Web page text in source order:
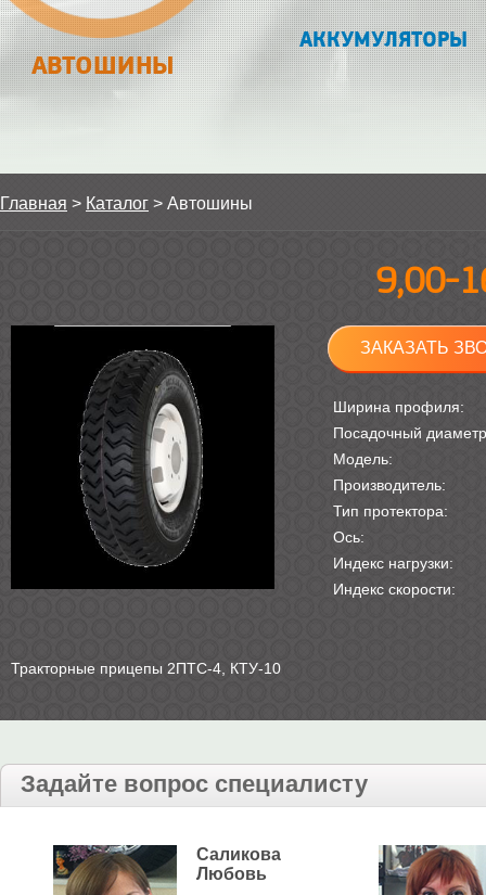
АВТОШИНЫ
АККУМУЛЯТОРЫ
Главная > Каталог > Автошины
9,00-
ЗАКАЗАТЬ
Ширина профиля:
Посадочный
Модель:
Производитель:
Тип протектора:
Ось:
Индекс нагрузки:
Индекс скорости:
Тракторные прицепы 2ПТС-4, КТУ-10
Задайте вопрос специалисту
Саликова
Любовь